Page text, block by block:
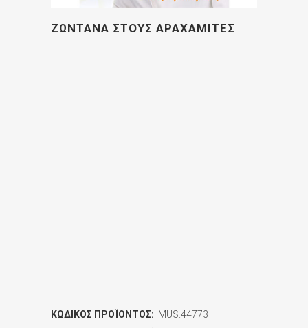
ΖΩΝΤΑΝΑ ΣΤΟΥΣ ΑΡΑΧΑΜΙΤΕΣ
ΚΩΔΙΚΌΣ ΠΡΟΪΌΝΤΟΣ: MUS.44773